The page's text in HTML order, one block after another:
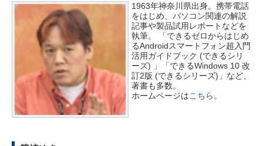
1963年神奈川県出身。携帯電話
をはじめ、パソコン関連の解説
記事や製品試用レポートなどを
執筆。 「できるゼロからはじめ
るAndroidスマートフォン超入門
活用ガイドブック (できるシリ
ーズ) 」「できるWindows 10 改
訂2版 (できるシリーズ)」など、
著書も多数。
ホームページはこちら 。